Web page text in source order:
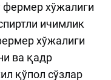
хўжалиги
ичимлик
хўжалиги
ва қадр
қўпол сўзлар